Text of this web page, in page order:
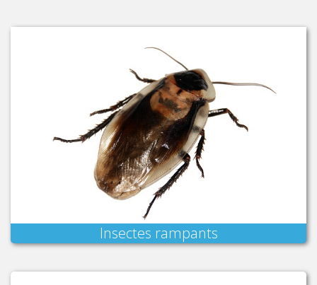
Insectes rampants